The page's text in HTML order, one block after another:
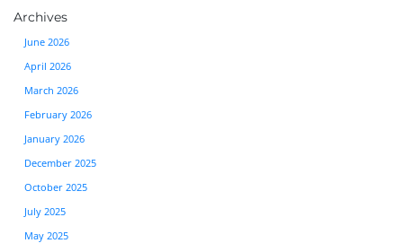
Archives
June 2026
April 2026
March 2026
February 2026
January 2026
December 2025
October 2025
July 2025
May 2025